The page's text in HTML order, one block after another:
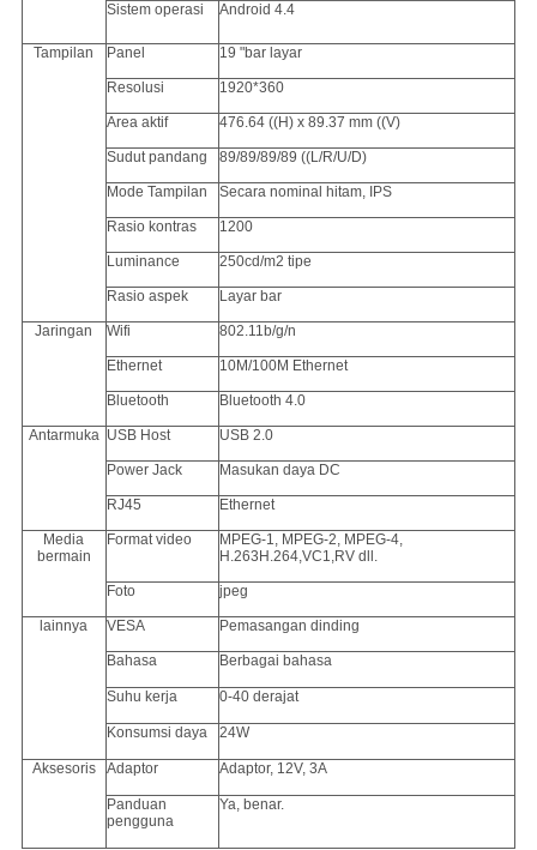
Sistem operasi Android 4.4
Tampilan Panel 19 "bar layar
Resolusi 1920*360
Area aktif 476.64 ((H) x 89.37 mm ((V)
Sudut pandang 89/89/89/89 ((L/R/U/D)
Mode Tampilan Secara nominal hitam, IPS
Rasio kontras 1200
Luminance 250cd/m2 tipe
Rasio aspek Layar bar
Jaringan Wifi 802.11b/g/n
Ethernet 10M/100M Ethernet
Bluetooth Bluetooth 4.0
Antarmuka USB Host USB 2.0
Power Jack Masukan daya DC
RJ45 Ethernet
Media
bermain
Format video
MPEG-1, MPEG-2, MPEG-4,
H.263H.264,VC1,RV dll.
Foto jpeg
lainnya VESA Pemasangan dinding
Bahasa Berbagai bahasa
Suhu kerja 0-40 derajat
Konsumsi daya 24W
Aksesoris Adaptor Adaptor, 12V, 3A
Panduan
pengguna
Ya, benar.